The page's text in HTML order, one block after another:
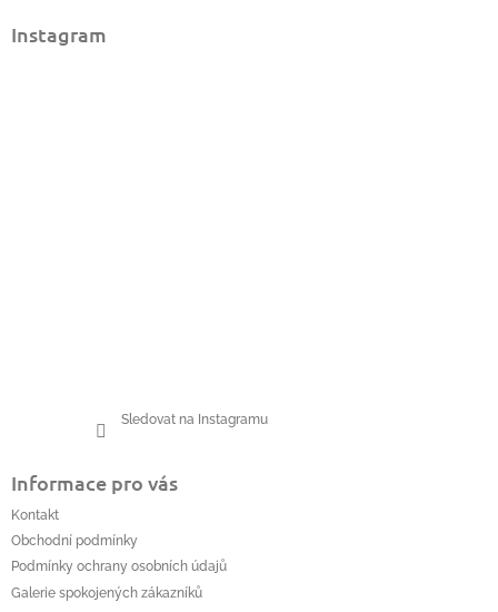
Instagram
Sledovat na Instagramu
Informace pro vás
Kontakt
Obchodní podmínky
Podmínky ochrany osobních údajů
Galerie spokojených zákazníků